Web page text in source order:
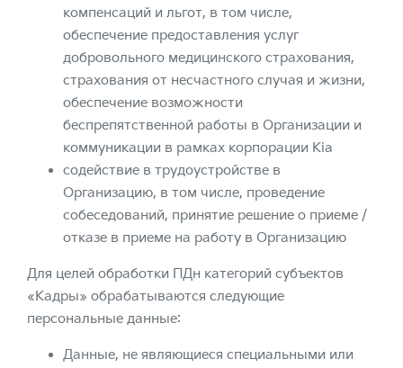
компенсаций и льгот, в том числе,
обеспечение предоставления услуг
добровольного медицинского страхования,
страхования от несчастного случая и жизни,
обеспечение возможности
беспрепятственной работы в Организации и
коммуникации в рамках корпорации Kia
содействие в трудоустройстве в
Организацию, в том числе, проведение
собеседований, принятие решение о приеме /
отказе в приеме на работу в Организацию
Для целей обработки ПДн категорий субъектов
«Кадры» обрабатываются следующие
персональные данные:
Данные, не являющиеся специальными или